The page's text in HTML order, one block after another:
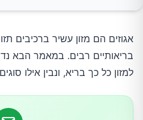
היתרונות הבריאותיים של
אילו אגוזים הכי מומלצים?
1. שקדים
למזון כל כך בריא, ונבין אילו